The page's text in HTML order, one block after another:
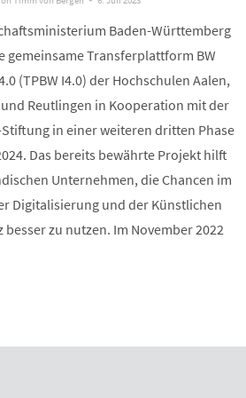
Baden-Württemberg
gemeinsame Transferplattform BW
(TPBW I4.0) der Hochschulen Aalen,
und Reutlingen in Kooperation mit der
in einer weiteren dritten Phase
Das bereits bewährte Projekt hilft
Unternehmen, die Chancen im
Digitalisierung und der Künstlichen
besser zu nutzen. Im November 2022